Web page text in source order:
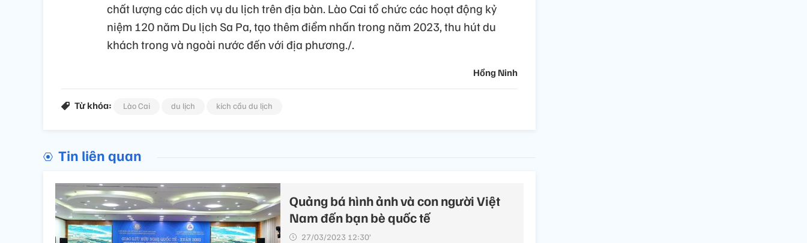
chất lượng các dịch vụ du lịch trên địa bàn. Lào Cai tổ chức các hoạt động kỷ
niệm 120 năm Du lịch Sa Pa, tạo thêm điểm nhấn trong năm 2023, thu hút du
khách trong và ngoài nước đến với địa phương./.
Hồng Ninh
Từ khóa: Lào Cai du lịch kích cầu du lịch
Tin liên quan
Quảng bá hình ảnh và con người Việt
Nam đến bạn bè quốc tế
27/03/2023 12:30’